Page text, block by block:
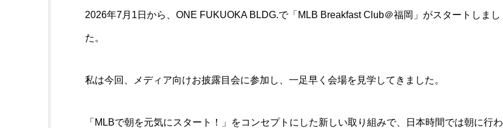
2026年7月1日から、ONE FUKUOKA BLDG.で「MLB Breakfast Club＠福岡」がスタートしまし
た。
私は今回、メディア向けお披露目会に参加し、一足早く会場を見学してきました。
「MLBで朝を元気にスタート！」をコンセプトにした新しい取り組みで、日本時間では朝に行わ